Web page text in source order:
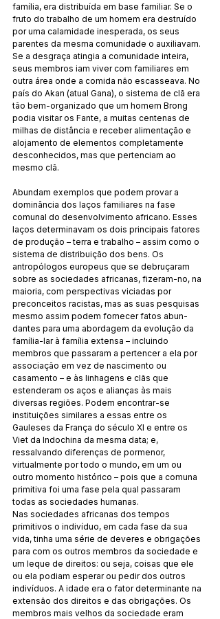
família, era distribuída em base familiar. Se o
fruto do trabalho de um homem era destruído
por uma calamidade inesperada, os seus
parentes da mesma comunidade o auxiliavam.
Se a desgraça atingia a comuni­dade inteira,
seus membros iam viver com familiares em
outra área onde a comida não escasseava. No
país do Akan (atual Gana), o sistema de clã era
tão bem-organizado que um ho­mem Brong
podia visitar os Fante, a muitas centenas de
mi­lhas de distância e receber alimentação e
alojamento de ele­mentos completamente
desconhecidos, mas que pertenciam ao
mesmo clã.
Abundam exemplos que podem provar a
dominância dos laços familiares na fase
comunal do desenvolvimento a­fricano. Esses
laços determinavam os dois principais fatores
de produção – terra e trabalho – assim como o
sistema de distribuição dos bens. Os
antropólogos europeus que se de­bruçaram
sobre as sociedades africanas, fizeram-no, na
mai­oria, com perspectivas viciadas por
preconceitos racistas, mas as suas pesquisas
mesmo assim podem fornecer fatos abun­
dantes para uma abordagem da evolução da
família-lar à fa­mília extensa – incluindo
membros que passaram a pertencer a ela por
associação em vez de nascimento ou
casamento – e às linhagens e clãs que
estenderam os aços e alianças às mais
diversas regiões. Podem encontrar-se
instituições similares a essas entre os
Gauleses da França do século XI e entre os
Viet da Indochina da mesma data; e,
ressalvando diferenças de pormenor,
virtualmente por todo o mundo, em um ou
outro momento histórico – pois que a comuna
primitiva foi uma fa­se pela qual passaram
todas as sociedades humanas.
Nas sociedades africanas dos tempos
primitivos o in­divíduo, em cada fase da sua
vida, tinha uma série de deveres e obrigações
para com os outros membros da sociedade e
um leque de direitos: ou seja, coisas que ele
ou ela podiam espe­rar ou pedir dos outros
indivíduos. A idade era o fator deter­minante na
extensão dos direitos e das obrigações. Os
mem­bros mais velhos da sociedade eram